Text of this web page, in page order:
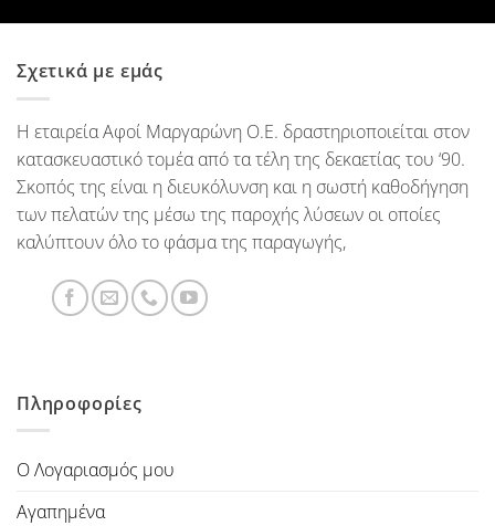
Σχετικά με εμάς
Η εταιρεία Αφοί Μαργαρώνη Ο.Ε. δραστηριοποιείται στον
κατασκευαστικό τομέα από τα τέλη της δεκαετίας του ‘90.
Σκοπός της είναι η διευκόλυνση και η σωστή καθοδήγηση
των πελατών της μέσω της παροχής λύσεων οι οποίες
καλύπτουν όλο το φάσμα της παραγωγής,
Πληροφορίες
Ο Λογαριασμός μου
Αγαπημένα